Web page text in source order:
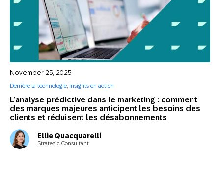
L’analyse prédictive dans le marketing : comment
des marques majeures anticipent les besoins des
clients et réduisent les désabonnements
November 25, 2025
Derrière la technologie, Insights en action
Ellie Quacquarelli
Strategic Consultant